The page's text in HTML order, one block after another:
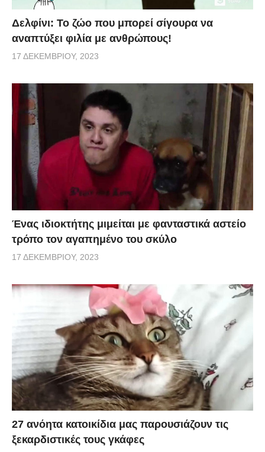
Δελφίνι: Το ζώο που μπορεί σίγουρα να
αναπτύξει φιλία με ανθρώπους!
17 ΔΕΚΕΜΒΡΊΟΥ, 2023
Ένας ιδιοκτήτης μιμείται με φανταστικά αστείο
τρόπο τον αγαπημένο του σκύλο
17 ΔΕΚΕΜΒΡΊΟΥ, 2023
27 ανόητα κατοικίδια μας παρουσιάζουν τις
ξεκαρδιστικές τους γκάφες